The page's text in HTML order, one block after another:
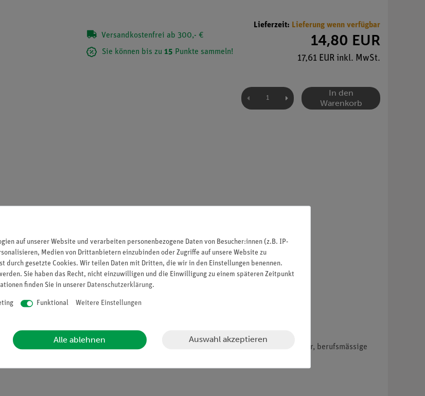
Versandkostenfrei ab 300,- €
Sie können bis zu 15 Punkte sammeln!
Lieferzeit: Lieferung wenn verfügbar
14,80 EUR
17,61 EUR inkl. MwSt.
In den
Warenkorb
verkaufen. Lt. ChemVerbotsV dürfen wir Chemikalien nur an Wiederverkäufer, berufsmässige
abgeben.
auf unserer Website und verarbeiten personenbezogene Daten von Besucher:innen (z.B. IP-
Medien von Drittanbietern einzubinden oder Zugriffe auf unsere Website zu
durch gesetzte Cookies. Wir teilen Daten mit Dritten, die wir in den Einstellungen benennen.
Sie haben das Recht, nicht einzuwilligen und die Einwilligung zu einem späteren Zeitpunkt
finden Sie in unserer Daten­schutz­erklärung.
Funktional Weitere Einstellungen
Alle ablehnen Auswahl akzeptieren